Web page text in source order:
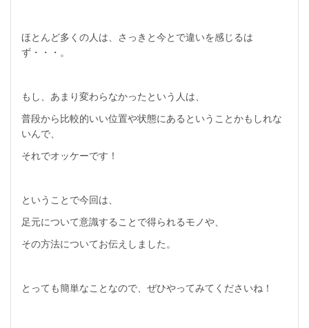
ほとんど多くの人は、さっきと今とで違いを感じるは
ず・・・。
もし、あまり変わらなかったという人は、
普段から比較的いい位置や状態にあるということかもしれな
いんで、
それでオッケーです！
ということで今回は、
足元について意識することで得られるモノや、
その方法についてお伝えしました。
とっても簡単なことなので、ぜひやってみてくださいね！